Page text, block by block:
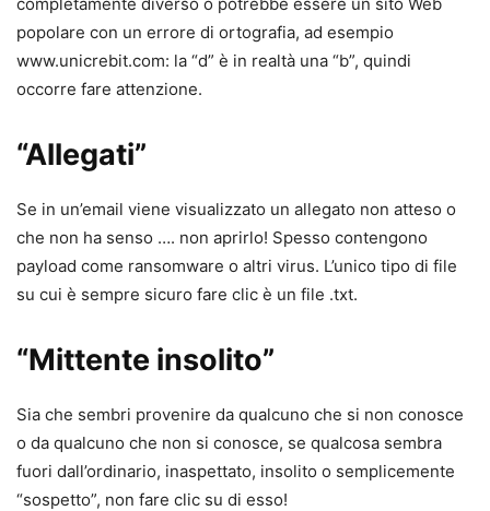
popolare con un errore di ortografia, ad esempio
www.unicrebit.com: la “d” è in realtà una “b”, quindi
occorre fare attenzione.
“Allegati”
Se in un’email viene visualizzato un allegato non atteso o
che non ha senso …. non aprirlo! Spesso contengono
payload come ransomware o altri virus. L’unico tipo di file
su cui è sempre sicuro fare clic è un file .txt.
“Mittente insolito”
Sia che sembri provenire da qualcuno che si non conosce
o da qualcuno che non si conosce, se qualcosa sembra
fuori dall’ordinario, inaspettato, insolito o semplicemente
“sospetto”, non fare clic su di esso!